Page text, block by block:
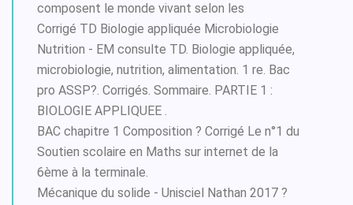
composent le monde vivant selon les
Corrigé TD Biologie appliquée Microbiologie
Nutrition - EM consulte TD. Biologie appliquée,
microbiologie, nutrition, alimentation. 1 re. Bac
pro ASSP?. Corrigés. Sommaire. PARTIE 1 :
BIOLOGIE APPLIQUEE .
BAC chapitre 1 Composition ? Corrigé Le n°1 du
Soutien scolaire en Maths sur internet de la
6ème à la terminale.
Mécanique du solide - Unisciel Nathan 2017 ?